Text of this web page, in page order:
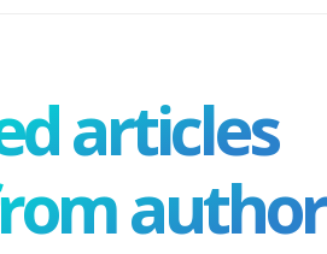
articles
author